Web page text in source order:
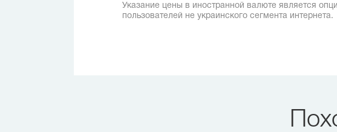
Указание цены в иностранной валюте является
пользователей не украинского сегмента интернета.